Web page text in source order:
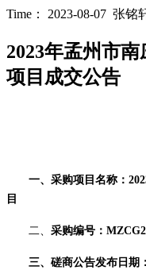
Time： 2023-08-07 张铭
2023年孟州市
项目成交公告
一、 采购项目名称：
目
二、 采购编号：
三、 磋商公告发布日期：